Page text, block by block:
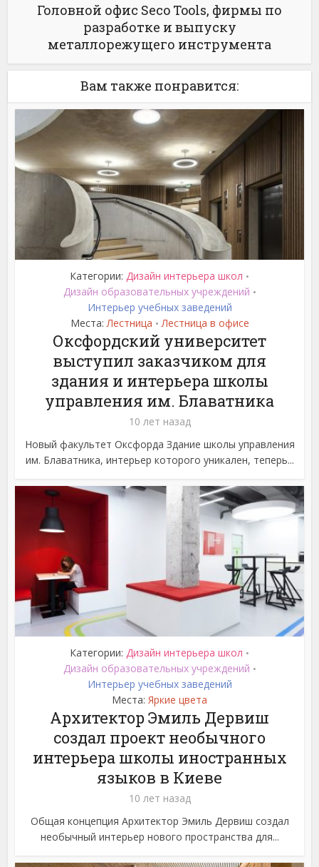
Головной офис Seco Tools, фирмы по
разработке и выпуску
металлорежущего инструмента
Вам также понравится:
Категории: Дизайн интерьера школ •
Дизайн образовательных учреждений •
Интерьер учебных заведений
Места: Лестница • Лестница в офисе
Оксфордский университет
выступил заказчиком для
здания и интерьера школы
управления им. Блаватника
10 лет назад
Новый факультет Оксфорда Здание школы управления
им. Блаватника, интерьер которого уникален, теперь...
Категории: Дизайн интерьера школ •
Дизайн образовательных учреждений •
Интерьер учебных заведений
Места: Яркие цвета
Архитектор Эмиль Дервиш
создал проект необычного
интерьера школы иностранных
языков в Киеве
10 лет назад
Общая концепция Архитектор Эмиль Дервиш создал
необычный интерьер нового пространства для...